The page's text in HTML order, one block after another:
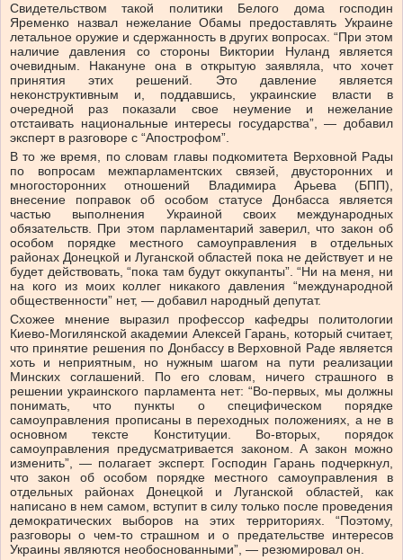
Свидетельством такой политики Белого дома господин
Яременко назвал нежелание Обамы предоставлять Украине
летальное оружие и сдержанность в других вопросах. “При этом
наличие давления со стороны Виктории Нуланд является
очевидным. Накануне она в открытую заявляла, что хочет
принятия этих решений. Это давление является
неконструктивным и, поддавшись, украинские власти в
очередной раз показали свое неумение и нежелание
отстаивать национальные интересы государства”,—добавил
эксперт в разговоре с “Апострофом”.
В то же время, по словам главы подкомитета Верховной Рады
по вопросам межпарламентских связей, двусторонних и
многосторонних отношений Владимира Арьева (БПП),
внесение поправок об особом статусе Донбасса является
частью выполнения Украиной своих международных
обязательств. При этом парламентарий заверил, что закон об
особом порядке местного самоуправления в отдельных
районах Донецкой и Луганской областей пока не действует и не
будет действовать, “пока там будут оккупанты”. “Ни на меня, ни
на кого из моих коллег никакого давления “международной
общественности” нет, — добавил народный депутат.
Схожее мнение выразил профессор кафедры политологии
Киево-Могилянской академии Алексей Гарань, который считает,
что принятие решения по Донбассу в Верховной Раде является
хоть и неприятным, но нужным шагом на пути реализации
Минских соглашений. По его словам, ничего страшного в
решении украинского парламента нет: “Во-первых, мы должны
понимать, что пункты о специфическом порядке
самоуправления прописаны в переходных положениях, а не в
основном тексте Конституции. Во-вторых, порядок
самоуправления предусматривается законом. А закон можно
изменить”,— полагает эксперт. Господин Гарань подчеркнул,
что закон об особом порядке местного самоуправления в
отдельных районах Донецкой и Луганской областей, как
написано в нем самом, вступит в силу только после проведения
демократических выборов на этих территориях. “Поэтому,
разговоры о чем-то страшном и о предательстве интересов
Украины являются необоснованными”, — резюмировал он.